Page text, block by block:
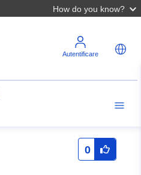
How do you know?
Autentificare
0